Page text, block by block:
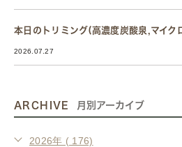
本日のトリミング(高濃度炭酸泉,マイク
2026.07.27
ARCHIVE 月別アーカイブ
2026年 ( 176)